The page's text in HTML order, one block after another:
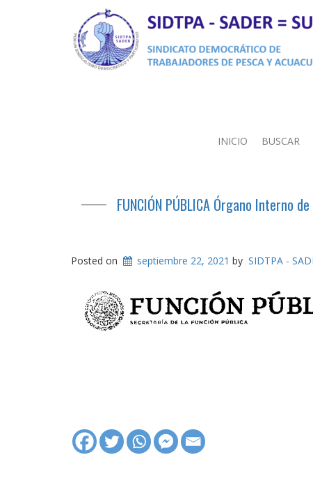
INICIO BUSCAR
FUNCIÓN PÚBLICA Órgano Interno
Posted on septiembre 22, 2021 by SIDTPA -